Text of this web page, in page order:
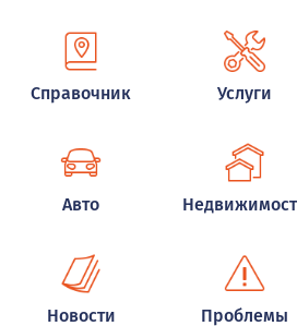
Справочник Услуги
Авто
Новости Проблемы